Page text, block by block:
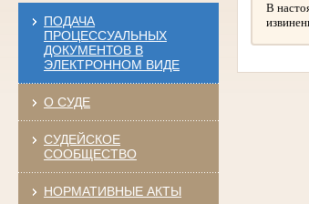
ПОДАЧА
ПРОЦЕССУАЛЬНЫХ
ДОКУМЕНТОВ В
ЭЛЕКТРОННОМ ВИДЕ
О СУДЕ
СУДЕЙСКОЕ
СООБЩЕСТВО
НОРМАТИВНЫЕ АКТЫ
В